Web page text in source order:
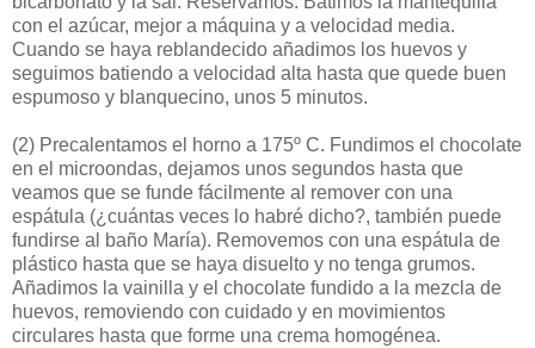
con el azúcar, mejor a máquina y a velocidad media.
Cuando se haya reblandecido añadimos los huevos y
seguimos batiendo a velocidad alta hasta que quede buen
espumoso y blanquecino, unos 5 minutos.
(2) Precalentamos el horno a 175º C. Fundimos el chocolate
en el microondas, dejamos unos segundos hasta que
veamos que se funde fácilmente al remover con una
espátula (¿cuántas veces lo habré dicho?, también puede
fundirse al baño María). Removemos con una espátula de
plástico hasta que se haya disuelto y no tenga grumos.
Añadimos la vainilla y el chocolate fundido a la mezcla de
huevos, removiendo con cuidado y en movimientos
circulares hasta que forme una crema homogénea.